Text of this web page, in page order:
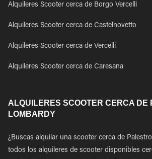
Alquileres Scooter cerca de Borgo Vercelli
Alquileres Scooter cerca de Castelnovetto
Alquileres Scooter cerca de Vercelli
Alquileres Scooter cerca de Caresana
ALQUILERES SCOOTER CERCA DE
LOMBARDY
¿Buscas alquilar una scooter cerca de
todos los alquileres de scooter disponibles